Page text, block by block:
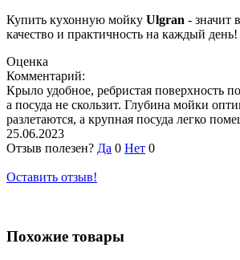
Купить кухонную мойку Ulgran - значит
качество и практичность на каждый день!
Оценка
Комментарий:
Крыло удобное, ребристая поверхность
а посуда не скользит. Глубина мойки
разлетаются, а крупная посуда легко
25.06.2023
Отзыв полезен? Да 0 Нет 0
Оставить отзыв!
Похожие товары